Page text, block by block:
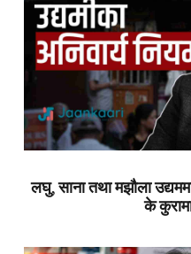
लघु, साना तथा मझौला
के